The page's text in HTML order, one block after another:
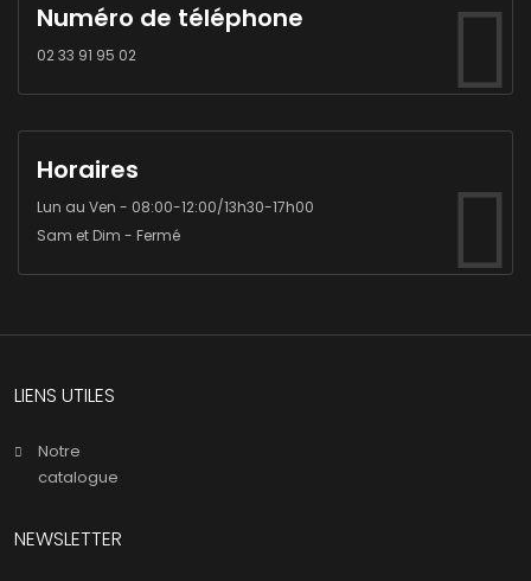
Numéro de téléphone
02 33 91 95 02
Horaires
Lun au Ven - 08:00-12:00/13h30-17h00
Sam et Dim - Fermé
LIENS UTILES
Notre
catalogue
NEWSLETTER